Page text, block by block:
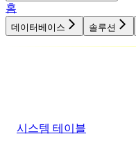
홈
데이터베이스 솔루션
시스템 테이블